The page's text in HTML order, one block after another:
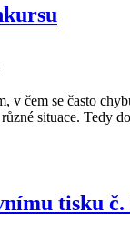
v čem se často
situace. Tedy
tisku č.